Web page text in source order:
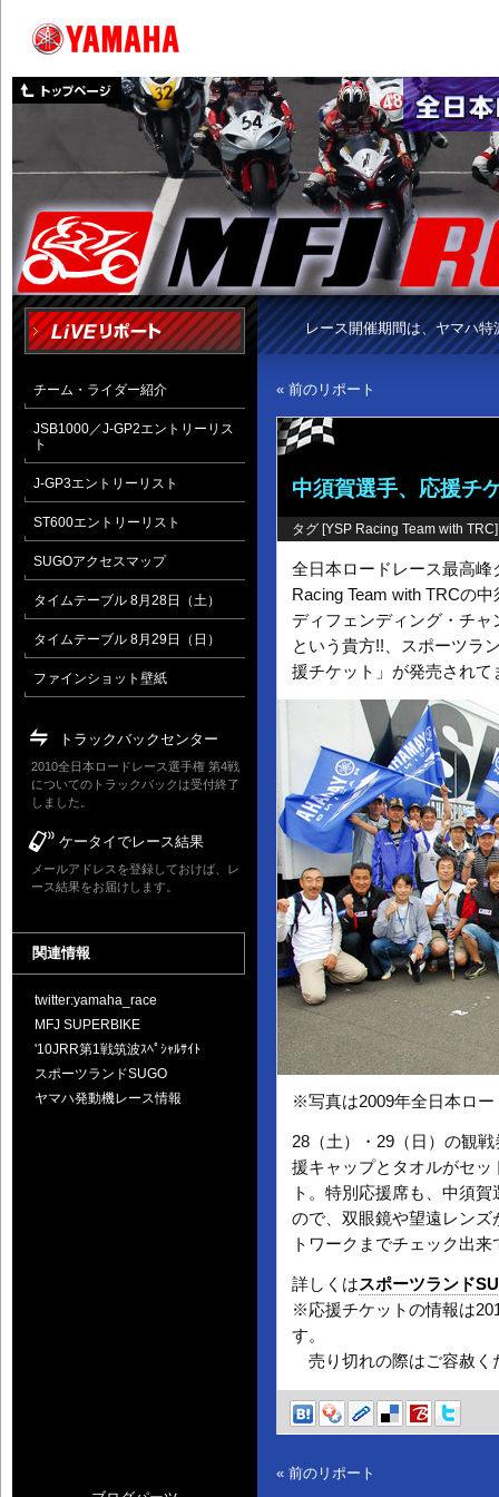
レース開催期間は、ヤマハ
« 前のリポート
中須賀選手、応援チ
タグ [YSP Racing Team with TRC
全日本ロードレース最高
Racing Team with TRCの
ディフェンディング・チ
という貴方!!、スポーツラ
援チケット」が発売されて
※写真は2009年全日本ロ
28（土）・29（日）の観
援キャップとタオルがセッ
ト。特別応援席も、中須
ので、双眼鏡や望遠レン
トワークまでチェック出
詳しくはスポーツランド
※応援チケットの情報は
す。
売り切れの際はご容赦く
« 前のリポート
チーム・ライダー紹介
JSB1000／J-GP2エントリーリス
ト
J-GP3エントリーリスト
ST600エントリーリスト
SUGOアクセスマップ
タイムテーブル 8月28日（土）
タイムテーブル 8月29日（日）
ファインショット壁紙
トラックバックセンター
2010全日本ロードレース選手権 第4戦
についてのトラックバックは受付終了
しました。
ケータイでレース結果
メールアドレスを登録しておけば、レ
ース結果をお届けします。
関連情報
twitter:yamaha_race
MFJ SUPERBIKE
'10JRR第1戦筑波ｽﾍﾟｼｬﾙｻｲﾄ
スポーツランドSUGO
ヤマハ発動機レース情報